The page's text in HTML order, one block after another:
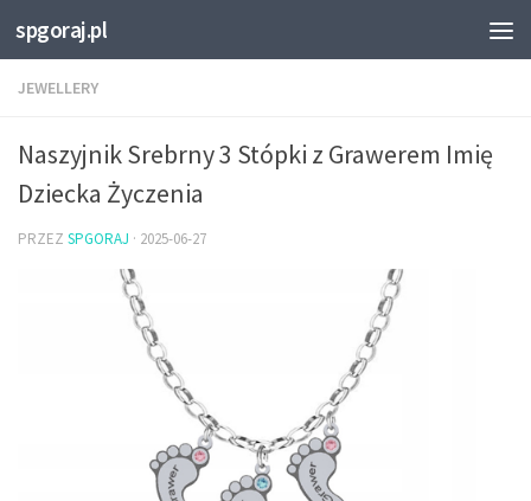
Przejdź do treści
spgoraj.pl
JEWELLERY
Naszyjnik Srebrny 3 Stópki z Grawerem Imię
Dziecka Życzenia
PRZEZ SPGORAJ · 2025-06-27